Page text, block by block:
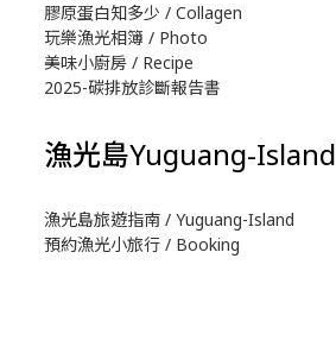
膠原蛋白知多少 / Collagen
玩樂漁光相簿 / Photo
美味小廚房 / Recipe
2025-碳排放診斷報告書
漁光島Yuguang-Island
漁光島旅遊指南 / Yuguang-Island
預約漁光小旅行 / Booking